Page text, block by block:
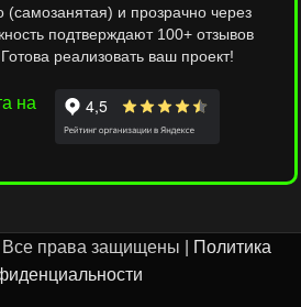
и прозрачно через
подтверждают 100+ отзывов
реализовать ваш проект!
Все права защищены |
Политика